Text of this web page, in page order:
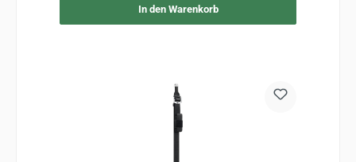
In den Warenkorb